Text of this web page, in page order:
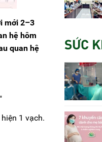
mới 2–3
hệ hôm
quan hệ
1 vạch.
SỨC